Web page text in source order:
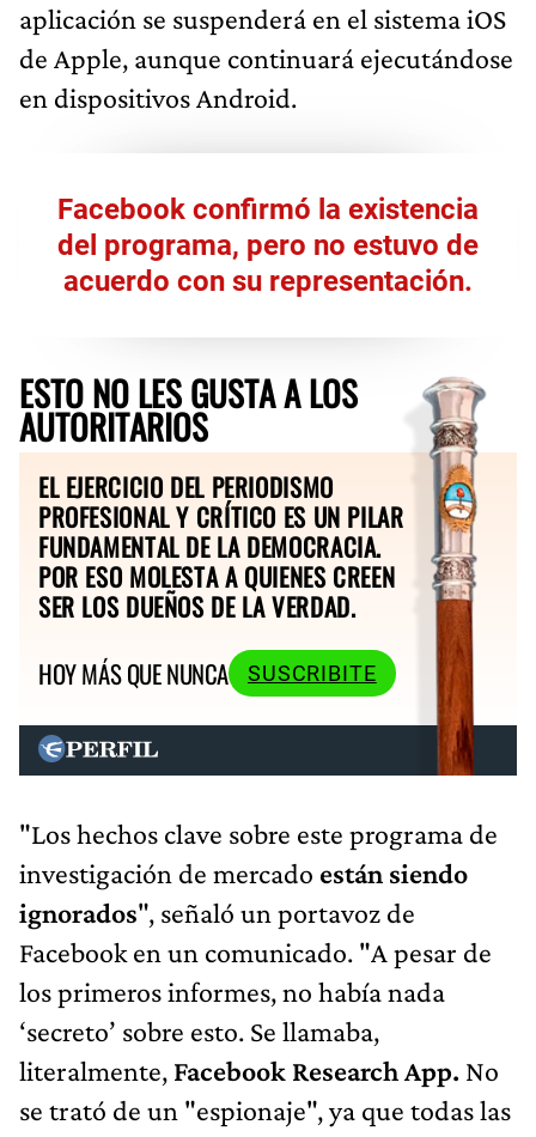
aplicación se suspenderá en el sistema iOS
de Apple, aunque continuará ejecutándose
en dispositivos Android.
Facebook confirmó la existencia
del programa, pero no estuvo de
acuerdo con su representación.
ESTO NO LES GUSTA A LOS
AUTORITARIOS
EL EJERCICIO DEL PERIODISMO
PROFESIONAL Y CRÍTICO ES UN PILAR
FUNDAMENTAL DE LA DEMOCRACIA.
POR ESO MOLESTA A QUIENES CREEN
SER LOS DUEÑOS DE LA VERDAD.
HOY MÁS QUE NUNCA
SUSCRIBITE
"Los hechos clave sobre este programa de
investigación de mercado están siendo
ignorados", señaló un portavoz de
Facebook en un comunicado. "A pesar de
los primeros informes, no había nada
‘secreto’ sobre esto. Se llamaba,
literalmente, Facebook Research App. No
se trató de un "espionaje", ya que todas las